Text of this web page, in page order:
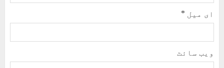
ای میل *
ویب‌ سائٹ